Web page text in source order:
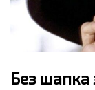
Без шапка